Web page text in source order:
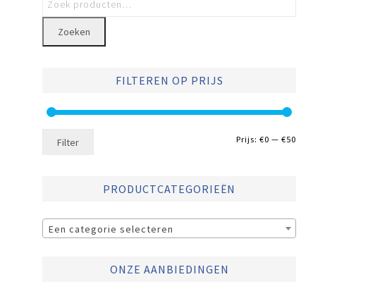
Zoeken
FILTEREN OP PRIJS
Filter Prijs: €0 — €50
PRODUCTCATEGORIEËN
Een categorie selecteren
ONZE AANBIEDINGEN